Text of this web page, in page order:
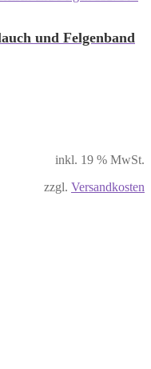
und Felgenband
inkl. 19 % MwSt.
zzgl. Versandkosten